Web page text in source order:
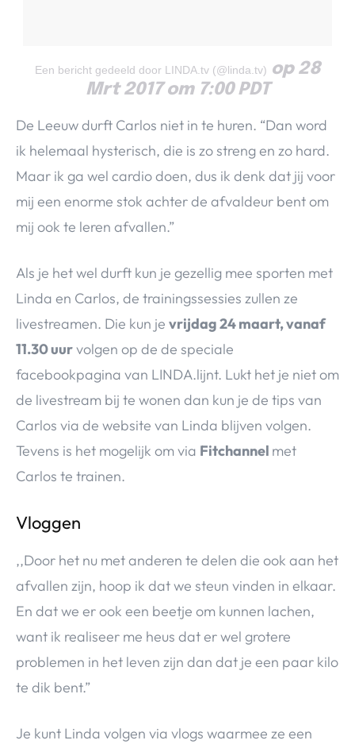
Een bericht gedeeld door LINDA.tv (@linda.tv) op 28
Mrt 2017 om 7:00 PDT
De Leeuw durft Carlos niet in te huren. “Dan word
ik helemaal hysterisch, die is zo streng en zo hard.
Maar ik ga wel cardio doen, dus ik denk dat jij voor
mij een enorme stok achter de afvaldeur bent om
mij ook te leren afvallen.”
Als je het wel durft kun je gezellig mee sporten met
Linda en Carlos, de trainingssessies zullen ze
livestreamen. Die kun je vrijdag 24 maart, vanaf
11.30 uurvolgen op de de speciale
facebookpagina van LINDA.lijnt. Lukt het je niet om
de livestream bij te wonen dan kun je de tips van
Carlos via de website van Linda blijven volgen.
Tevens is het mogelijk om via Fitchannel met
Carlos te trainen.
Vloggen
,,Door het nu met anderen te delen die ook aan het
afvallen zijn, hoop ik dat we steun vinden in elkaar.
En dat we er ook een beetje om kunnen lachen,
want ik realiseer me heus dat er wel grotere
problemen in het leven zijn dan dat je een paar kilo
te dik bent.”
Je kunt Linda volgen via vlogs waarmee ze een